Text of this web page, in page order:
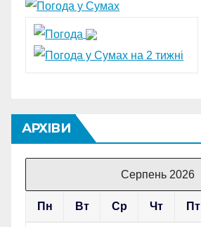
АРХІВИ
Серпень 2026
Пн Вт Ср Чт Пт